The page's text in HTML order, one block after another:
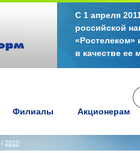
С 1 апреля
российской
«Ростелеком»
в качестве ее
Филиалы Акционерам
/ 2010